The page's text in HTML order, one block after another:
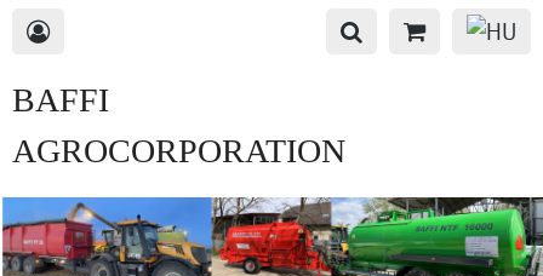
BAFFI
AGROCORPORATION
s.r.o.